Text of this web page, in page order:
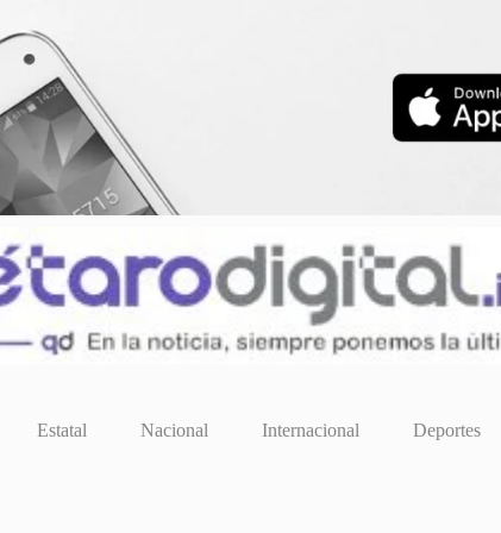
Estatal Nacional Internacional Deportes